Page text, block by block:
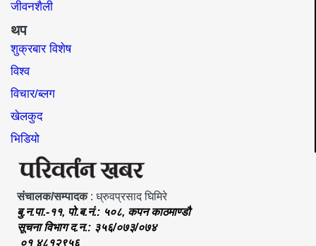
जीवनशैली
थप
शुक्रबार विशेष
विश्व
विचार/ब्लग
खेलकुद
भिडियो
संचालक/सम्पादक: ध्रुवप्रसाद घिमिरे
बु.न.पा.-११, पो.ब.नं.: ५०८, कपन काठमाण्डौ
सूचना विभाग द.न.: ३५६/०७३/०७४
०१ ४८१२९५६